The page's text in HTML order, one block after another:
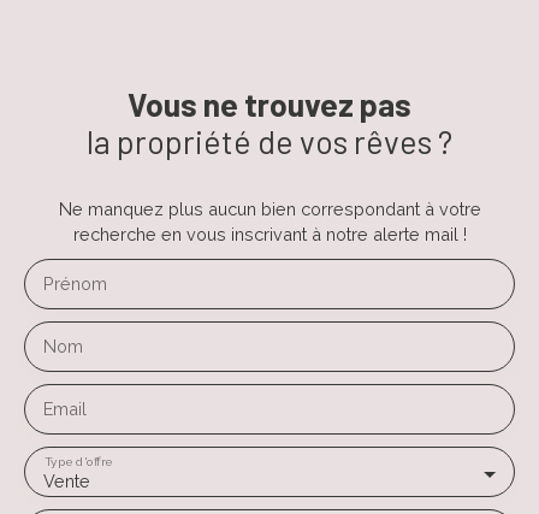
Vous ne trouvez pas
la propriété de vos rêves ?
Ne manquez plus aucun bien correspondant à votre
recherche en vous inscrivant à notre alerte mail !
Prénom
Nom
Email
Vente
Type d'offre